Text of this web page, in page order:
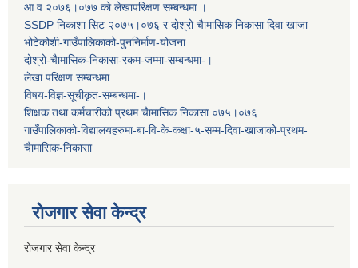
आ व २०७६।०७७ काे लेखापरिक्षण सम्बन्धमा ।
SSDP निकाशा सिट २०७५।०७६ र दोश्रो चैामासिक निकासा दिवा खाजा
भोटेकोशी-गाउँपालिकाको-पुननिर्माण-योजना
दोश्रो-चैामासिक-निकासा-रकम-जम्मा-सम्बन्धमा-।
लेखा परिक्षण सम्बन्धमा
विषय-विज्ञ-सूचीकृत-सम्बन्धमा-।
शिक्षक तथा कर्मचारीको प्रथम च‌ैामासिक निकासा ०७५।०७६
गाउँपालिकाको-विद्यालयहरुमा-बा-वि-के-कक्षा-५-सम्म-दिवा-खाजाको-प्रथम-
चैामासिक-निकासा
रोजगार सेवा केन्द्र
रोजगार सेवा केन्द्र